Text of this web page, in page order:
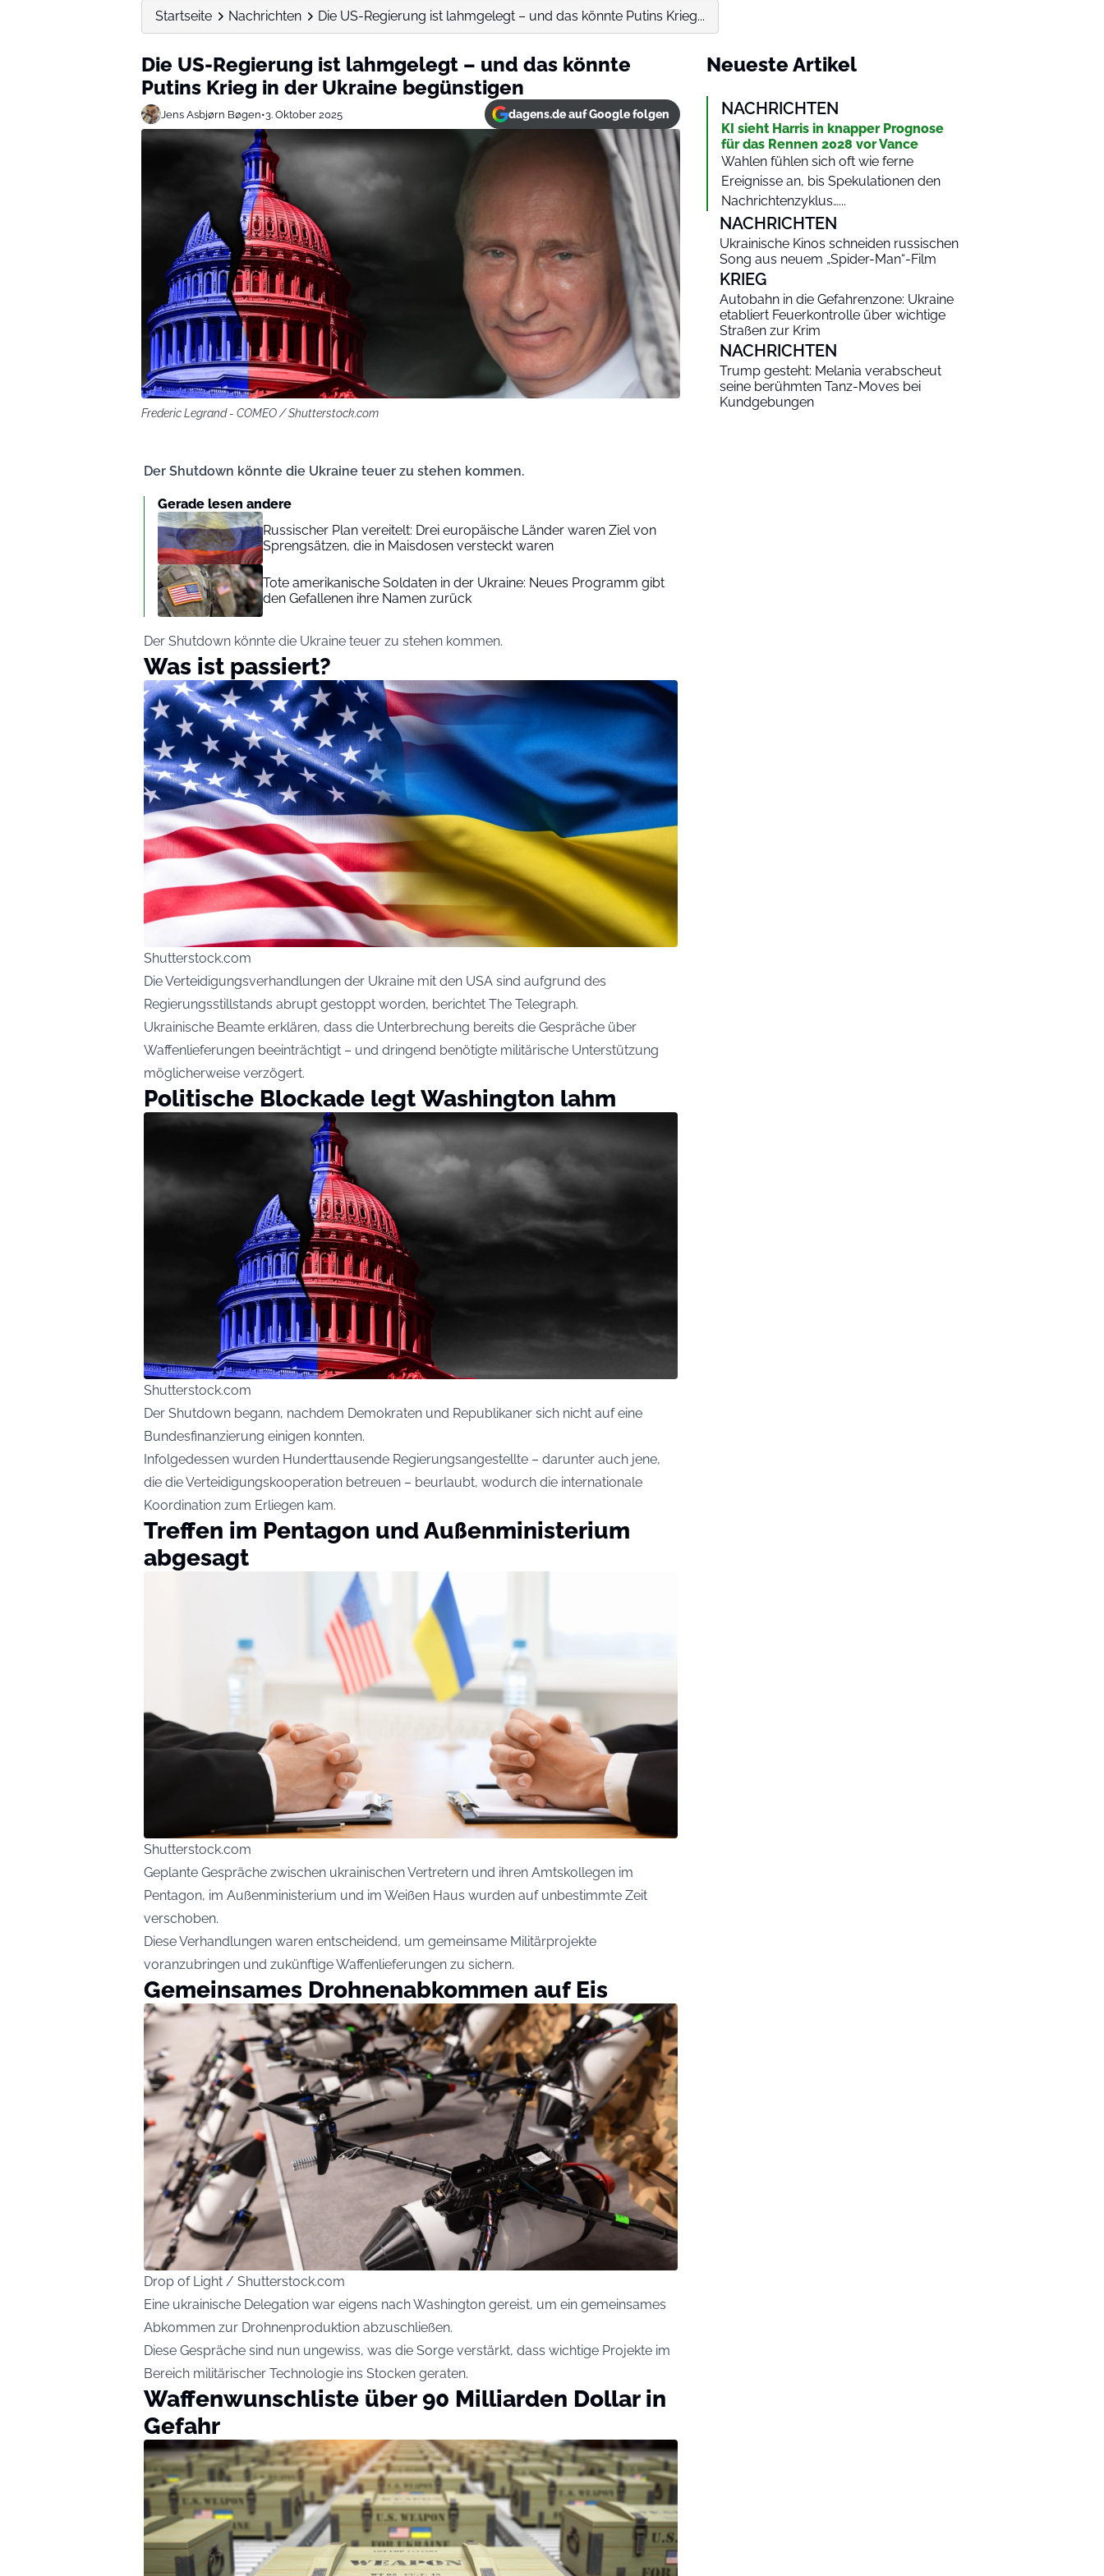
Startseite Nachrichten Die US-Regierung ist lahmgelegt – und das könnte Putins Krieg...
Die US-Regierung ist lahmgelegt – und das könnte
Putins Krieg in der Ukraine begünstigen
Jens Asbjørn Bøgen•3. Oktober 2025 dagens.de auf Google folgen
Frederic Legrand - COMEO / Shutterstock.com
Der Shutdown könnte die Ukraine teuer zu stehen kommen.
Gerade lesen andere
Russischer Plan vereitelt: Drei europäische Länder waren Ziel von
Sprengsätzen, die in Maisdosen versteckt waren
Tote amerikanische Soldaten in der Ukraine: Neues Programm gibt
den Gefallenen ihre Namen zurück
Der Shutdown könnte die Ukraine teuer zu stehen kommen.
Was ist passiert?
Shutterstock.com
Die Verteidigungsverhandlungen der Ukraine mit den USA sind aufgrund des
Regierungsstillstands abrupt gestoppt worden, berichtet The Telegraph.
Ukrainische Beamte erklären, dass die Unterbrechung bereits die Gespräche über
Waffenlieferungen beeinträchtigt – und dringend benötigte militärische Unterstützung
möglicherweise verzögert.
Politische Blockade legt Washington lahm
Shutterstock.com
Der Shutdown begann, nachdem Demokraten und Republikaner sich nicht auf eine
Bundesfinanzierung einigen konnten.
Infolgedessen wurden Hunderttausende Regierungsangestellte – darunter auch jene,
die die Verteidigungskooperation betreuen – beurlaubt, wodurch die internationale
Koordination zum Erliegen kam.
Treffen im Pentagon und Außenministerium
abgesagt
Shutterstock.com
Geplante Gespräche zwischen ukrainischen Vertretern und ihren Amtskollegen im
Pentagon, im Außenministerium und im Weißen Haus wurden auf unbestimmte Zeit
verschoben.
Diese Verhandlungen waren entscheidend, um gemeinsame Militärprojekte
voranzubringen und zukünftige Waffenlieferungen zu sichern.
Gemeinsames Drohnenabkommen auf Eis
Drop of Light / Shutterstock.com
Eine ukrainische Delegation war eigens nach Washington gereist, um ein gemeinsames
Abkommen zur Drohnenproduktion abzuschließen.
Diese Gespräche sind nun ungewiss, was die Sorge verstärkt, dass wichtige Projekte im
Bereich militärischer Technologie ins Stocken geraten.
Waffenwunschliste über 90 Milliarden Dollar in
Gefahr
Neueste Artikel
NACHRICHTEN
KI sieht Harris in knapper Prognose
für das Rennen 2028 vor Vance
Wahlen fühlen sich oft wie ferne
Ereignisse an, bis Spekulationen den
Nachrichtenzyklus…...
NACHRICHTEN
Ukrainische Kinos schneiden russischen
Song aus neuem „Spider-Man“-Film
KRIEG
Autobahn in die Gefahrenzone: Ukraine
etabliert Feuerkontrolle über wichtige
Straßen zur Krim
NACHRICHTEN
Trump gesteht: Melania verabscheut
seine berühmten Tanz-Moves bei
Kundgebungen